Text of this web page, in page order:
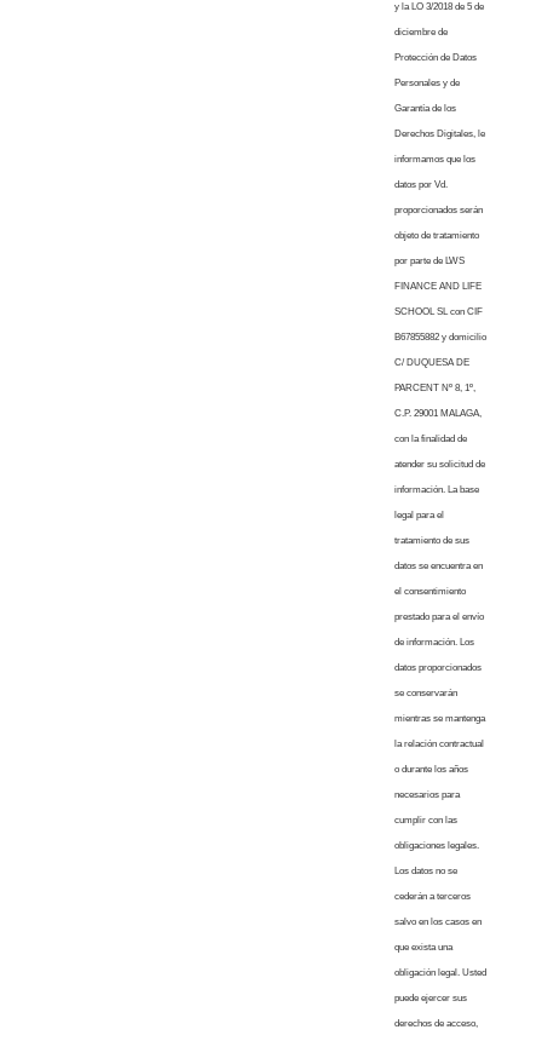
y la LO 3/2018 de 5 de
diciembre de
Protección de Datos
Personales y de
Garantía de los
Derechos Digitales, le
informamos que los
datos por Vd.
proporcionados serán
objeto de tratamiento
por parte de LWS
FINANCE AND LIFE
SCHOOL SL con CIF
B67855882 y domicilio
C/ DUQUESA DE
PARCENT Nº 8, 1º,
C.P. 29001 MALAGA,
con la finalidad de
atender su solicitud de
información. La base
legal para el
tratamiento de sus
datos se encuentra en
el consentimiento
prestado para el envío
de información. Los
datos proporcionados
se conservarán
mientras se mantenga
la relación contractual
o durante los años
necesarios para
cumplir con las
obligaciones legales.
Los datos no se
cederán a terceros
salvo en los casos en
que exista una
obligación legal. Usted
puede ejercer sus
derechos de acceso,